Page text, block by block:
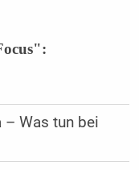
Was tun bei